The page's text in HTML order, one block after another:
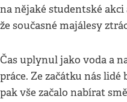
na nějaké studentské
že současné majálesy
Čas uplynul jako voda a
práce. Ze začátku nás
pak vše začalo nabírat